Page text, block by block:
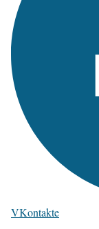
VKontakte